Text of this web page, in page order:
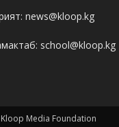
news@kloop.kg
school@kloop.kg
Media Foundation